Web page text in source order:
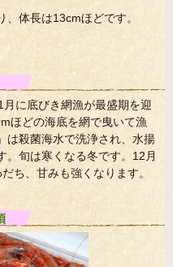
体長は13cmほどです。
に底びき網漁が最盛期を迎
ほどの海底を網で曳いて漁
は殺菌海水で洗浄され、水揚
。旬は寒くなる冬です。12月
ち、甘みも強くなります。